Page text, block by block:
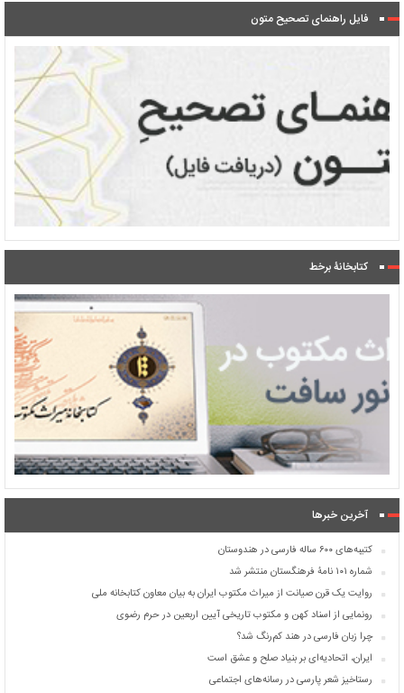
فایل راهنمای تصحیح متون
کتابخانۀ برخط
آخرین خبرها
کتیبه‌های ۶۰۰ ساله فارسی در هندوستان
شماره ۱۰۱ نامۀ فرهنگستان منتشر شد
روایت یک قرن صیانت از میراث مکتوب ایران به بیان معاون کتابخانه ملی
رونمایی از اسناد کهن و مکتوب تاریخی آیین اربعین در حرم رضوی
چرا زبان فارسی در هند کم‌رنگ شد؟
ایران، اتحادیه‌ای بر بنیاد صلح و عشق است
رستاخیز شعر پارسی در رسانه‌های اجتماعی